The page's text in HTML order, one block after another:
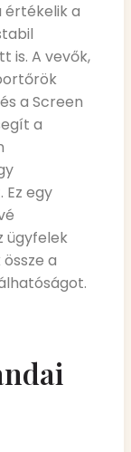
értékelik a
is. A vevők,
a Screen
a
Ez egy
ügyfelek
a